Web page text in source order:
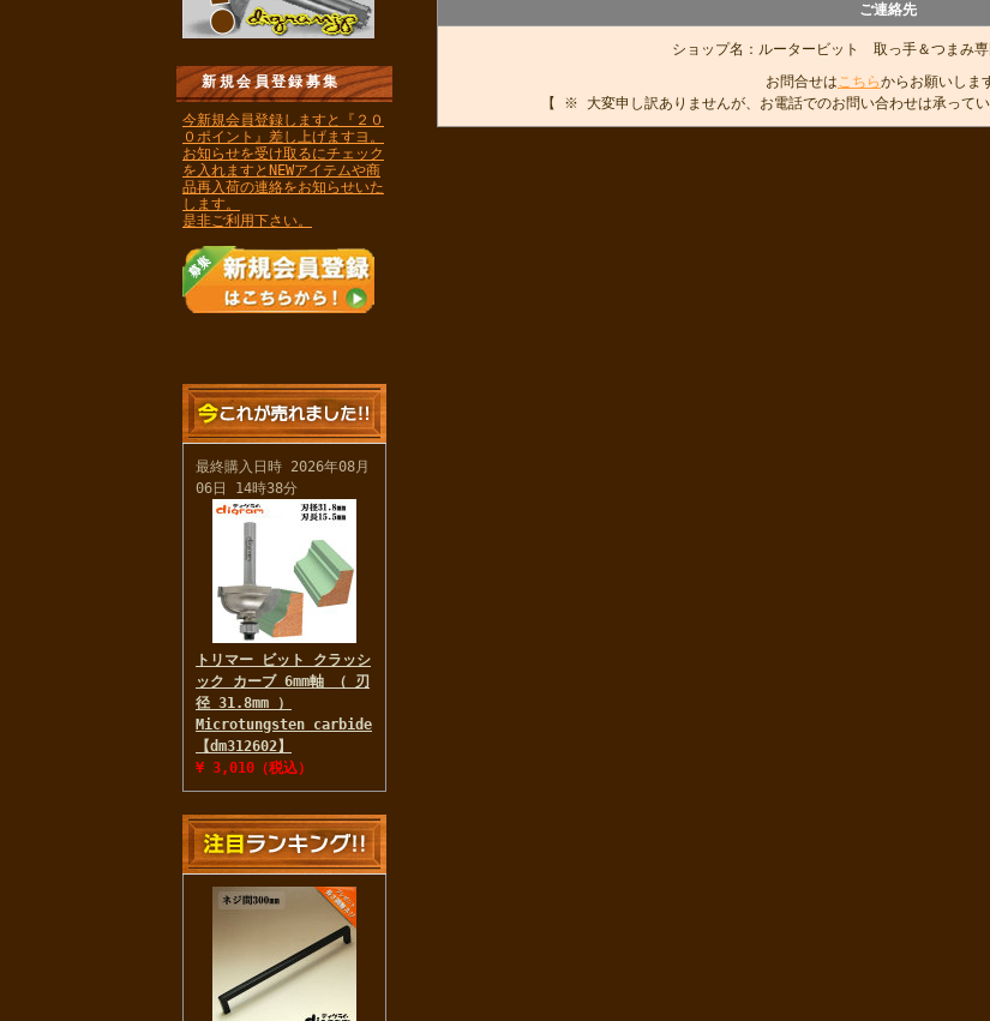
新規会員登録募集
今新規会員登録しますと『２０
０ポイント』差し上げますヨ。
お知らせを受け取るにチェック
を入れますとNEWアイテムや商
品再入荷の連絡をお知らせいた
します。
是非ご利用下さい。
最終購入日時 2026年08月
06日 14時38分
トリマー ビット クラッシ
ック カーブ 6mm軸 （ 刃
径 31.8mm ）
Microtungsten carbide
【dm312602】
¥ 3,010（税込）
ご連絡先
ショップ名：ルータービット 取っ手＆つまみ
お問合せはこちらからお願いしま
【 ※ 大変申し訳ありませんが、お電話でのお問い合わせは承って